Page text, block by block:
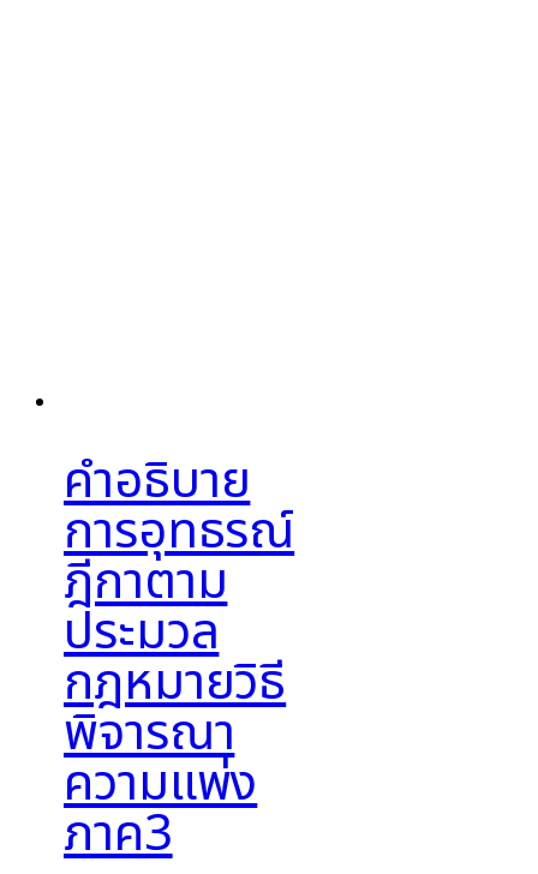
คำอธิบาย
การอุทธรณ์
ฎีกาตาม
ประมวล
กฎหมายวิธี
พิจารณา
ความแพ่ง
ภาค3